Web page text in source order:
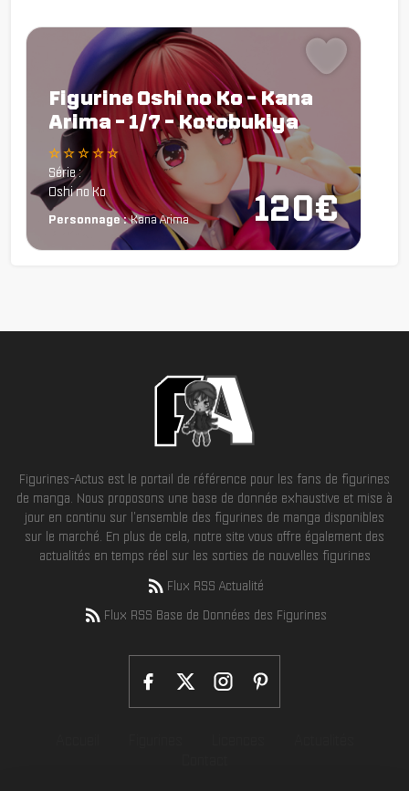
120€
Figurine Oshi no Ko - Kana
Arima - 1/7 - Kotobukiya
☆ ☆ ☆ ☆ ☆
Série :
Oshi no Ko
Personnage : Kana Arima
Figurines-Actus est le portail de référence pour les fans de figurines
de manga. Nous proposons une base de donnée exhaustive et mise à
jour en continu sur l'ensemble des figurines de manga disponibles
sur le marché. En plus de cela, notre site vous offre également des
actualités en temps réel sur les sorties de nouvelles figurines
Flux RSS Actualité
Flux RSS Base de Données des Figurines